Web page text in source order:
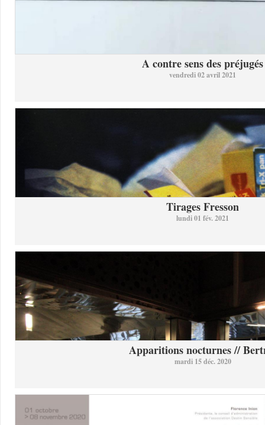
A contre sens des préjugés
vendredi 02 avril 2021
Tirages Fresson
lundi 01 fév. 2021
Apparitions nocturnes //
mardi 15 déc. 2020